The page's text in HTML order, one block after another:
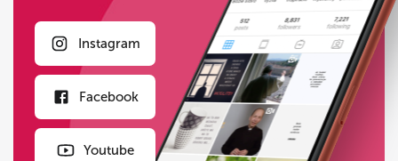
Instagram
Facebook
Youtube